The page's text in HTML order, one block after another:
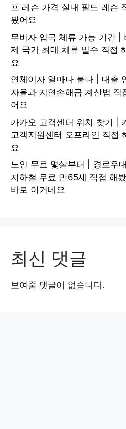
프 레슨 가격 실내 필드 레슨
봤어요
무비자 입국 체류 가능 기간 |
제 국가 최대 체류 일수 직접
요
연체이자 얼마나 붙나 | 대출
자율과 지연손해금 계산법 직
어요
카카오 고객센터 위치 찾기 |
고객지원센터 오프라인 직접
요
노인 무료 몇살부터 | 경로우
지하철 무료 만65세 직접 해
바로 이거네요
최신 댓글
보여줄 댓글이 없습니다.